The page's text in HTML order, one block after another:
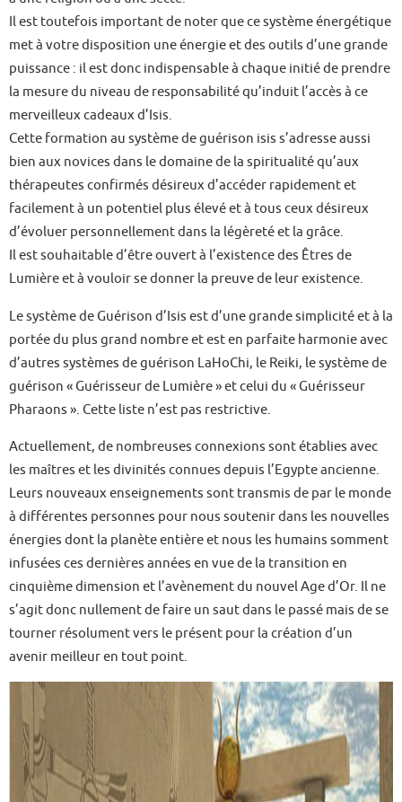
Il est toutefois important de noter que ce système énergétique
met à votre disposition une énergie et des outils d’une grande
puissance : il est donc indispensable à chaque initié de prendre
la mesure du niveau de responsabilité qu’induit l’accès à ce
merveilleux cadeaux d’Isis.
Cette formation au système de guérison isis s’adresse aussi
bien aux novices dans le domaine de la spiritualité qu’aux
thérapeutes confirmés désireux d’accéder rapidement et
facilement à un potentiel plus élevé et à tous ceux désireux
d’évoluer personnellement dans la légèreté et la grâce.
Il est souhaitable d’être ouvert à l’existence des Êtres de
Lumière et à vouloir se donner la preuve de leur existence.
Le système de Guérison d’Isis est d’une grande simplicité et à la
portée du plus grand nombre et est en parfaite harmonie avec
d’autres systèmes de guérison LaHoChi, le Reiki, le système de
guérison « Guérisseur de Lumière » et celui du « Guérisseur
Pharaons ». Cette liste n’est pas restrictive.
Actuellement, de nombreuses connexions sont établies avec
les maîtres et les divinités connues depuis l’Egypte ancienne.
Leurs nouveaux enseignements sont transmis de par le monde
à différentes personnes pour nous soutenir dans les nouvelles
énergies dont la planète entière et nous les humains somment
infusées ces dernières années en vue de la transition en
cinquième dimension et l’avènement du nouvel Age d’Or. Il ne
s’agit donc nullement de faire un saut dans le passé mais de se
tourner résolument vers le présent pour la création d’un
avenir meilleur en tout point.